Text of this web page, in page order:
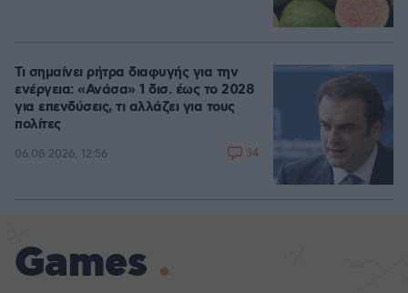
Τι σημαίνει ρήτρα διαφυγής για την
ενέργεια: «Ανάσα» 1 δισ. έως το 2028
για επενδύσεις, τι αλλάζει για τους
πολίτες
06.08.2026, 12:56 34
Games